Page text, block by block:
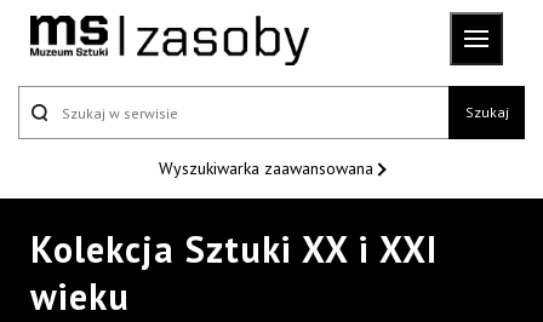
Szukaj
Wyszukiwarka zaawansowana
Kolekcja Sztuki XX i XXI
wieku